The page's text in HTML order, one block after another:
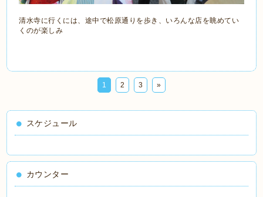
清水寺に行くには、途中で松原通りを歩き、いろんな店を眺めてい
くのが楽しみ
1 2 3 »
スケジュール
カウンター